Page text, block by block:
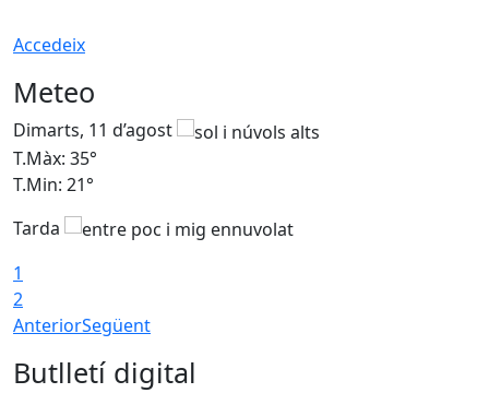
Accedeix
Meteo
Dimarts, 11 d’agost
T.Màx: 35°
T.Min: 21°
Tarda
1
2
AnteriorSegüent
Butlletí digital